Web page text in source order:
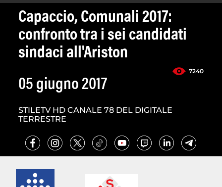
Capaccio, Comunali 2017:
confronto tra i sei candidati
sindaci all'Ariston
7240
05 giugno 2017
STILETV HD CANALE 78 DEL DIGITALE
TERRESTRE